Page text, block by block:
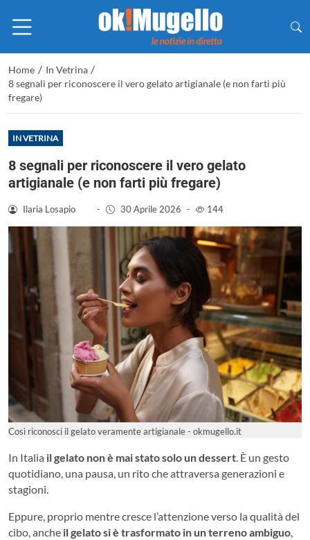
Home / In Vetrina /
8 segnali per riconoscere il vero gelato artigianale (e non farti più
fregare)
IN VETRINA
8 segnali per riconoscere il vero gelato
artigianale (e non farti più fregare)
Ilaria Losapio - 30 Aprile 2026 - 144
Così riconosci il gelato veramente artigianale - okmugello.it
In Italia il gelato non è mai stato solo un dessert . È un gesto
quotidiano, una pausa, un rito che attraversa generazioni e
stagioni.
Eppure, proprio mentre cresce l’attenzione verso la qualità del
cibo, anche il gelato si è trasformato in un terreno ambiguo